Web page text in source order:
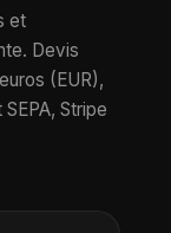
et
Devis
(EUR),
Stripe